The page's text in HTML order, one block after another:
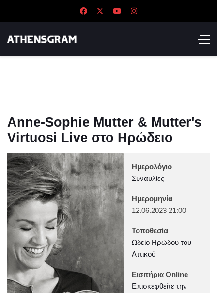
Anne-Sophie Mutter & Mutter's
Virtuosi Live στο Ηρώδειο
Ημερολόγιο
Συναυλίες
Ημερομηνία
12.06.2023 21:00
Τοποθεσία
Ωδείο Ηρώδου του
Αττικού
Εισιτήρια Online
Επισκεφθείτε την